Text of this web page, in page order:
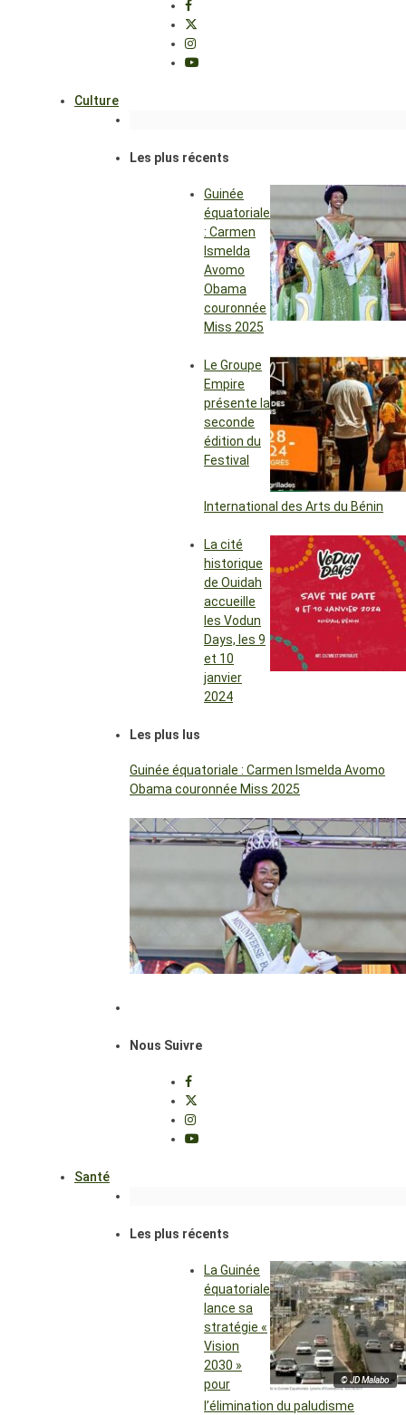
Culture
Les plus récents
Guinée
équatoriale
: Carmen
Ismelda
Avomo
Obama
couronnée
Miss 2025
Le Groupe
Empire
présente la
seconde
édition du
Festival
International des Arts du Bénin
La cité
historique
de Ouidah
accueille
les Vodun
Days, les 9
et 10
janvier
2024
Les plus lus
Guinée équatoriale : Carmen Ismelda Avomo
Obama couronnée Miss 2025
Nous Suivre
Santé
Les plus récents
© JD Malabo
La Guinée
équatoriale
lance sa
stratégie «
Vision
2030 »
pour
l’élimination du paludisme